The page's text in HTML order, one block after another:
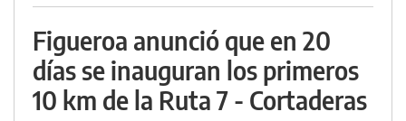
Figueroa anunció que en 20
días se inauguran los primeros
10 km de la Ruta 7 - Cortaderas